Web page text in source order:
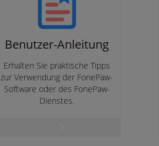
Benutzer-Anleitung
Erhalten Sie praktische Tipps
zur Verwendung der FonePaw-
Software oder des FonePaw-
Dienstes.